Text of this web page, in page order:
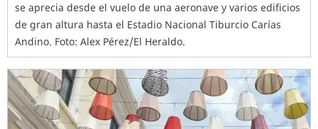
se aprecia desde el vuelo de una aeronave y varios edificios
de gran altura hasta el Estadio Nacional Tiburcio Carías
Andino. Foto: Alex Pérez/El Heraldo.